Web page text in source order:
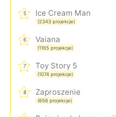
5 Ice Cream Man
(2343 projekcje)
6 Vaiana
(1165 projekcje)
7 Toy Story 5
(1074 projekcje)
8 Zaproszenie
(656 projekcje)